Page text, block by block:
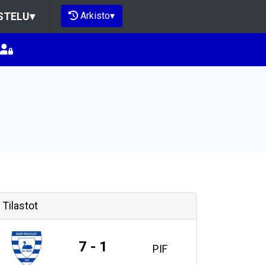
▾ Arkisto▾
Tilastot
7 - 1 PIF